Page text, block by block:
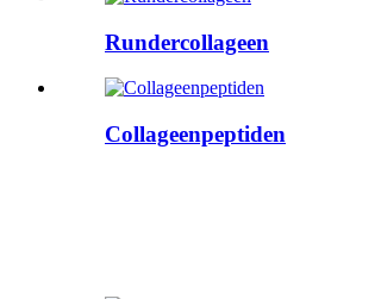
Rundercollageen
Collageenpeptiden